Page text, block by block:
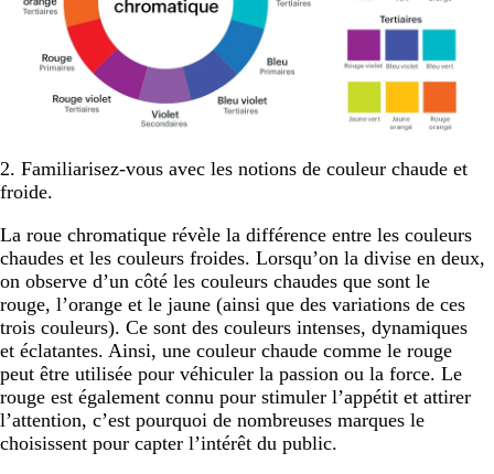
2. Familiarisez-vous avec les notions de couleur chaude et
froide.
La roue chromatique révèle la différence entre les couleurs
chaudes et les couleurs froides. Lorsqu’on la divise en deux,
on observe d’un côté les couleurs chaudes que sont le
rouge, l’orange et le jaune (ainsi que des variations de ces
trois couleurs). Ce sont des couleurs intenses, dynamiques
et éclatantes. Ainsi, une couleur chaude comme le rouge
peut être utilisée pour véhiculer la passion ou la force. Le
rouge est également connu pour stimuler l’appétit et attirer
l’attention, c’est pourquoi de nombreuses marques le
choisissent pour capter l’intérêt du public.